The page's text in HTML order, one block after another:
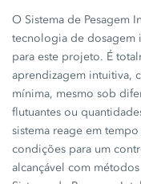
O Sistema de Pesagem
tecnologia de dosagem
para este projeto. É
aprendizagem intuitiva,
mínima, mesmo sob
flutuantes ou
sistema reage em
condições para um
alcançável com